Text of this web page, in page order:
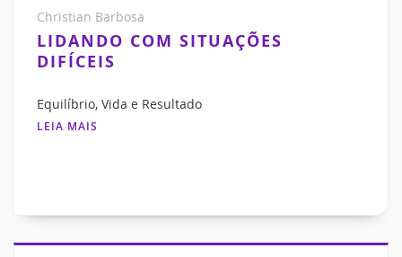
Christian Barbosa
LIDANDO COM SITUAÇÕES
DIFÍCEIS
Equilíbrio, Vida e Resultado
LEIA MAIS